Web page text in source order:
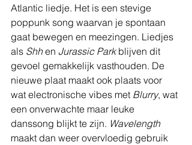
Atlantic liedje. Het is een stevige
poppunk song waarvan je spontaan
gaat bewegen en meezingen. Liedjes
als Shh en Jurassic Park blijven dit
gevoel gemakkelijk vasthouden. De
nieuwe plaat maakt ook plaats voor
wat electronische vibes met Blurry, wat
een onverwachte maar leuke
danssong blijkt te zijn. Wavelength
maakt dan weer overvloedig gebruik